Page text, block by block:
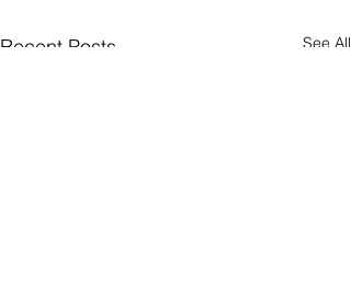
Recent Posts See All